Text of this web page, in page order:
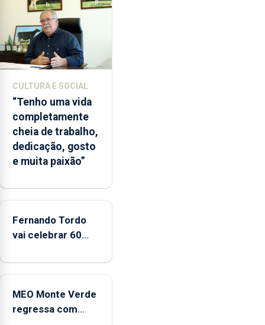
vez
desde
o
início
da
época
balnear
CULTURA E SOCIAL
“Tenho uma vida
completamente
cheia de trabalho,
dedicação, gosto
e muita paixão”
Fernando Tordo
vai celebrar 60
no Coliseu
MEO Monte Verde
regressa com